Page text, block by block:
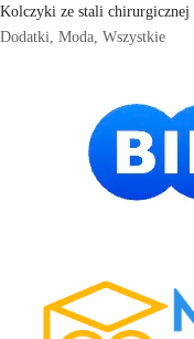
Kolczyki ze stali
Dodatki Moda Wszystkie